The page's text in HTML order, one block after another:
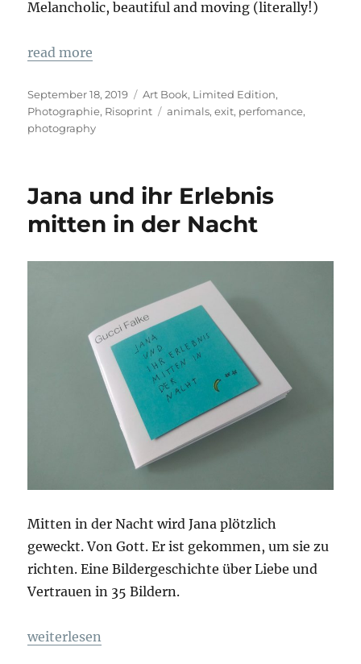
Melancholic, beautiful and moving (literally!)
read more
Veröffentlicht
am
September 18, 2019 Kategorien
Art Book, Limited Edition,
Photographie, Risoprint Schlagwörter
animals,exit, perfomance,
photography
Jana und ihr Erlebnis
mitten in der Nacht
Mitten in der Nacht wird Jana plötzlich
geweckt. Von Gott. Er ist gekommen, um sie zu
richten. Eine Bildergeschichte über Liebe und
Vertrauen in 35 Bildern.
„Jana und ihr Erlebnis mitten in der Nacht“
weiterlesen